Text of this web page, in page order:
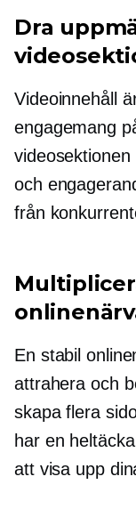
Dra
Videoinnehåll
engagemang
och
från
En stabil
attrahera och
skapa flera
har en
att visa upp